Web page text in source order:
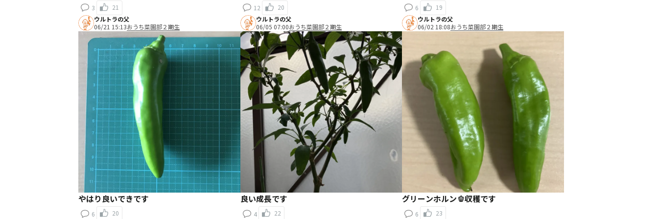
3 21 12 20 6
19
ウルトラの父
06/21 15:13おうち菜園部２期生
やはり良いできです
6 20
ウルトラの父
06/05 07:00おうち菜園部２期生
良い成長です
4 22
ウルトラの父
06/02 18:08おうち菜園部２期生
グリーンホルン🫑収穫です
6 23